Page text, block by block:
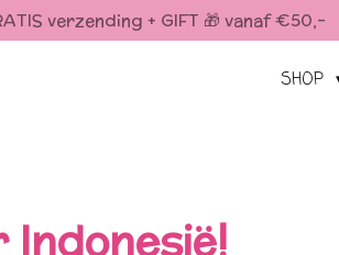
verzending + GIFT 🎁 vanaf €50,-
SHOP